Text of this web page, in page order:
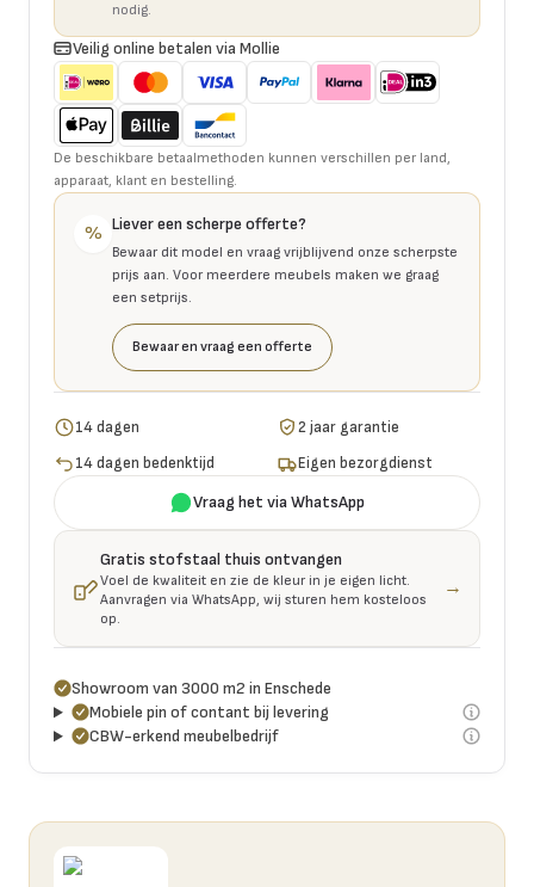
nodig.
Veilig online betalen via Mollie
De beschikbare betaalmethoden kunnen verschillen per land,
apparaat, klant en bestelling.
% Liever een scherpe offerte?
Bewaar dit model en vraag vrijblijvend onze scherpste
prijs aan. Voor meerdere meubels maken we graag
een setprijs.
Bewaar en vraag een offerte
14 dagen
2 jaar garantie
14 dagen bedenktijd
Eigen bezorgdienst
Vraag het via WhatsApp
Gratis stofstaal thuis ontvangen
Voel de kwaliteit en zie de kleur in je eigen licht.
Aanvragen via WhatsApp, wij sturen hem kosteloos
op.
→
Showroom van 3000 m2 in Enschede
Mobiele pin of contant bij levering
CBW-erkend meubelbedrijf